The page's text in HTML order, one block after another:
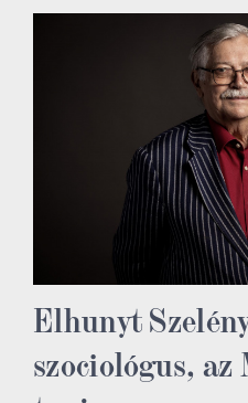
Elhunyt
szociológus, az